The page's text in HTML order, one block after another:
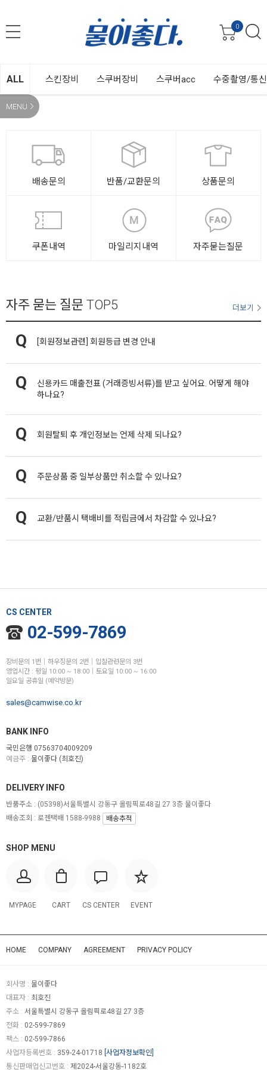
0
ALL 스킨장비 스쿠버장비 스쿠버acc 수중촬영/통
MENU
배송문의 반품/교환문의 상품문의
쿠폰내역 마일리지내역 자주묻는질문
자주 묻는 질문 TOP5 더보기
[회원정보관련] 회원등급 변경 안내
신용카드 매출전표 (거래증빙서류)를 받고 싶어요. 어떻게 해야
하나요?
회원탈퇴 후 개인정보는 언제 삭제 되나요?
주문상품 중 일부상품만 취소할 수 있나요?
교환/반품시 택배비를 적립금에서 차감할 수 있나요?
CS CENTER
02-599-7869
장비문의 1번│하우징문의 2번│입찰관련문의 3번
영업시간 : 평일 10:00 ~ 18:00│토요일 10:00 ~ 16:00
일요일 공휴일 (예약방문)
sales@camwise.co.kr
BANK INFO
국민은행 07563704009209
예금주 : 물이좋다 (최호진)
SHOP MENU
MYPAGE CART CS CENTER EVENT
DELIVERY INFO
반품주소 : (05398)서울특별시 강동구 올림픽로48길 27 3층 물이좋다
배송조회 : 로젠택배 1588-9988
배송추적
HOME COMPANY AGREEMENT PRIVACY POLICY
회사명 : 물이좋다
대표자 : 최호진
주소 : 서울특별시 강동구 올림픽로48길 27 3층
전화 : 02-599-7869
팩스 : 02-599-7866
사업자등록번호 : 359-24-01718 [사업자정보확인]
통신판매업신고번호 : 제2024-서울강동-1182호